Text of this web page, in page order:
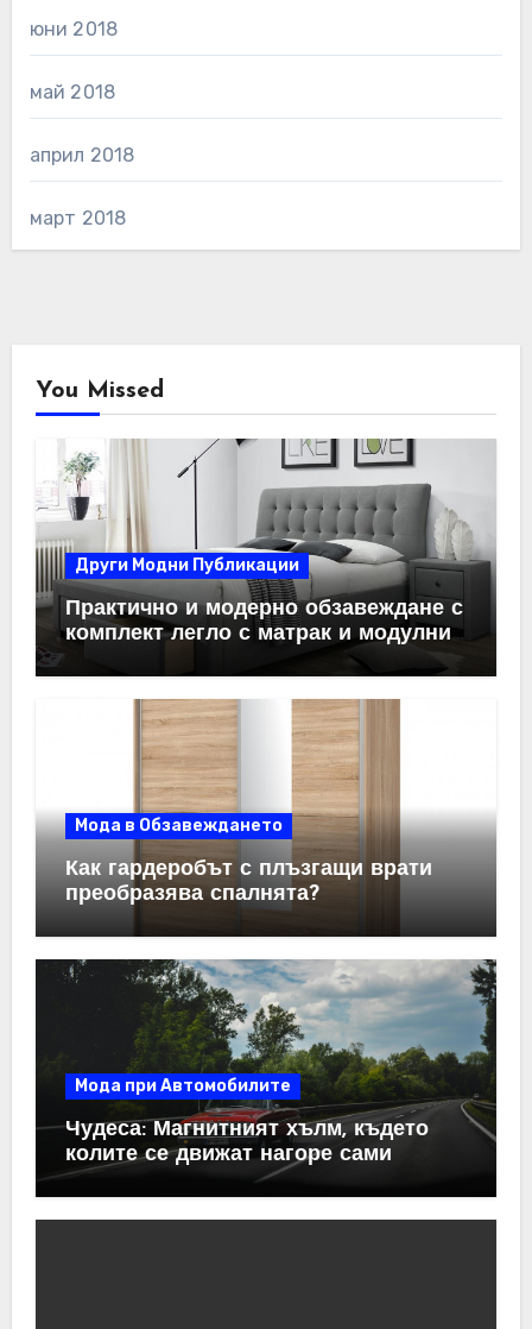
юни 2018
май 2018
април 2018
март 2018
You Missed
Други Модни Публикации
Практично и модерно обзавеждане с
комплект легло с матрак и модулни
Мода в Обзавеждането
Как гардеробът с плъзгащи врати
преобразява спалнята?
Мода при Автомобилите
Чудеса: Магнитният хълм, където
колите се движат нагоре сами